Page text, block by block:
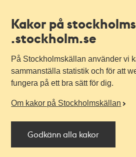
Kakor på
.stockholm.se
På Stockholmskällan använder vi
sammanställa statistik och för att
fungera på ett bra sätt för dig.
Om kakor på Stockholmskällan
Godkänn alla kakor